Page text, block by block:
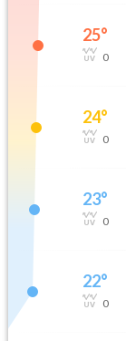
25°
0
24°
0
23°
0
22°
0